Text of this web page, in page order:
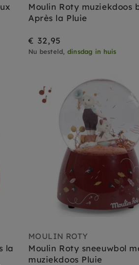
Moulin Roty muziekdoos
Après la Pluie
€ 32,95
Nu besteld, dinsdag in huis
la
MOULIN ROTY
Moulin Roty sneeuwbol
muziekdoos Pluie